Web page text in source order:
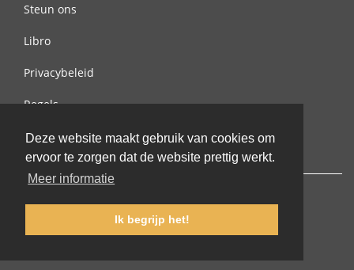
Deze website maakt gebruik van cookies om
ervoor te zorgen dat de website prettig werkt.
Meer informatie
Ik begrijp het!
Steun ons
Libro
Privacybeleid
Regels
Contact met ons opnemen
© 2002-2026 lernu.net |Impressum